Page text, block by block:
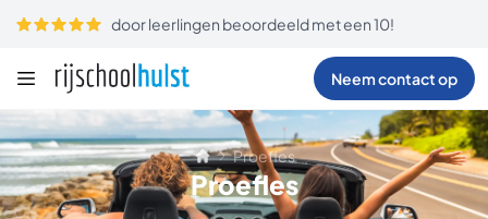
door leerlingen beoordeeld met een 10!
Neem contact op
Proefles
Proefles